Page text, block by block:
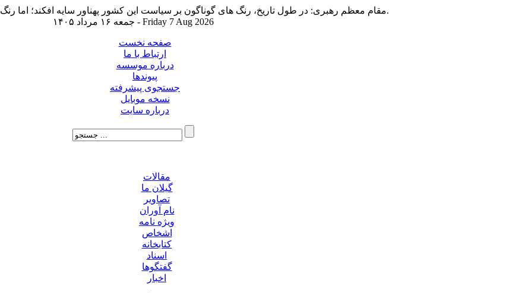
مقام معظم رهبری: در طول تاریخ، رنگ های گوناگون بر سیاست این کشور پهناور سایه افکند؛ اما رنگ ثابت مردم گیلان، رنگ ایمان بود.
جمعه ۱۶ مرداد ۱۴۰۵ - Friday 7 Aug 2026
صفحه نخست
ارتباط با ما
درباره موسسه
پیوندها
جستجوی پیشرفته
نسخه موبایل
درباره سایت
مقالات
گیلان ما
تصاویر
نام آوران
ویژه نامه
اشخاص
کتابخانه
اسناد
گفتگوها
اخبار